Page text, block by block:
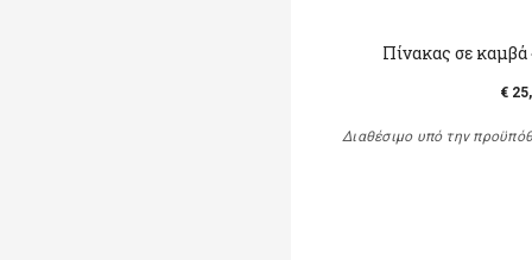
Πίνακας σε καμβά
€
Διαθέσιμο υπό την